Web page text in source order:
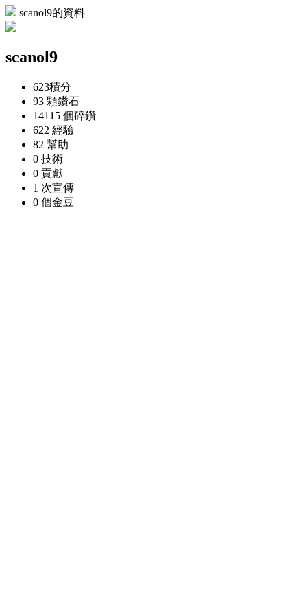
scanol9的資料
scanol9
623積分
93 顆鑽石
14115 個碎鑽
622 經驗
82 幫助
0 技術
0 貢獻
1 次宣傳
0 個金豆